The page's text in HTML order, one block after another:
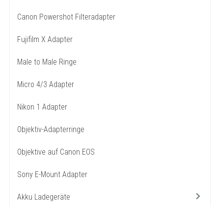
Canon Powershot Filteradapter
Fujifilm X Adapter
Male to Male Ringe
Micro 4/3 Adapter
Nikon 1 Adapter
Objektiv-Adapterringe
Objektive auf Canon EOS
Sony E-Mount Adapter
Akku Ladegeräte